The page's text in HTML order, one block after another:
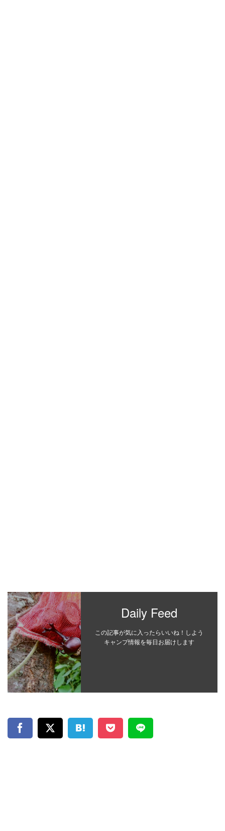
Daily Feed
この記事が気に入ったらいいね！しよう
キャンプ情報を毎日お届けします